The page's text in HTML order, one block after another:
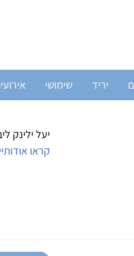
יריד שימושי
יעל
קראו